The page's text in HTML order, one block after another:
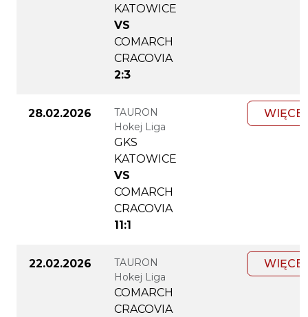
KATOWICE
VS
COMARCH
CRACOVIA
2:3
28.02.2026
TAURON
Hokej Liga
GKS
KATOWICE
VS
COMARCH
CRACOVIA
11:1
WIĘCEJ
22.02.2026
TAURON
Hokej Liga
COMARCH
CRACOVIA
WIĘCEJ